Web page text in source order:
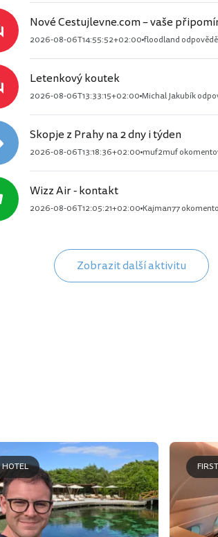
Nové Cestujlevne.com – vaše
2026-08-06T14:55:52+02:00 floodland
Letenkový koutek
2026-08-06T13:33:15+02:00 Michal Jakubík
Skopje z Prahy na 2 dny i týden
2026-08-06T13:18:36+02:00 muf2muf
Wizz Air - kontakt
2026-08-06T12:05:21+02:00 Kajman77
Zobrazit další aktivitu
HOTEL